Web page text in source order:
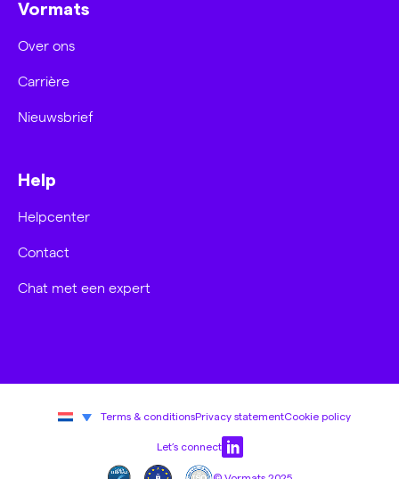
Vormats
Over ons
Carrière
Nieuwsbrief
Help
Helpcenter
Contact
Chat met een expert
Terms & conditionsPrivacy statementCookie policy
Let’s connect